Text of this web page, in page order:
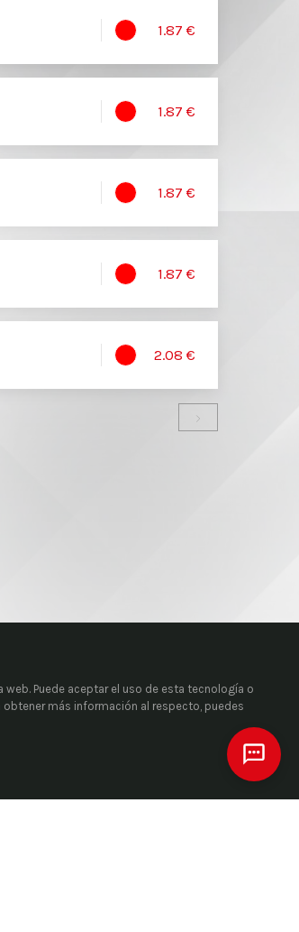
1.87 €
1.87 €
1.87 €
1.87 €
2.08 €
Puede aceptar el uso de esta tecnología o
más información al respecto, puedes